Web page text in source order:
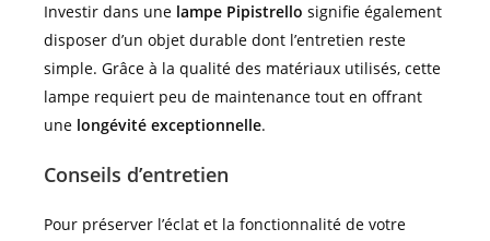
Investir dans une lampe Pipistrello signifie également
disposer d’un objet durable dont l’entretien reste
simple. Grâce à la qualité des matériaux utilisés, cette
lampe requiert peu de maintenance tout en offrant
une longévité exceptionnelle.
Conseils d’entretien
Pour préserver l’éclat et la fonctionnalité de votre